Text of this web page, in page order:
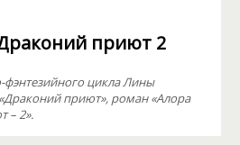
приют 2
цикла Лины
приют», роман «Алора
– 2».